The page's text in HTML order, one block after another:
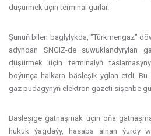
düşürmek üçin terminal gurlar.
Şunuň bilen baglylykda, "Türkmengaz"
adyndan SNGIZ-de suwuklandyrylan
düşürmek üçin terminalyň
boýunça halkara bäsleşik yglan etdi. Bu
gaz pudagynyň elektron gazeti sişenbe
Bäsleşige gatnaşmak üçin oňa
hukuk ýagdaýy, hasaba alnan ýurdy